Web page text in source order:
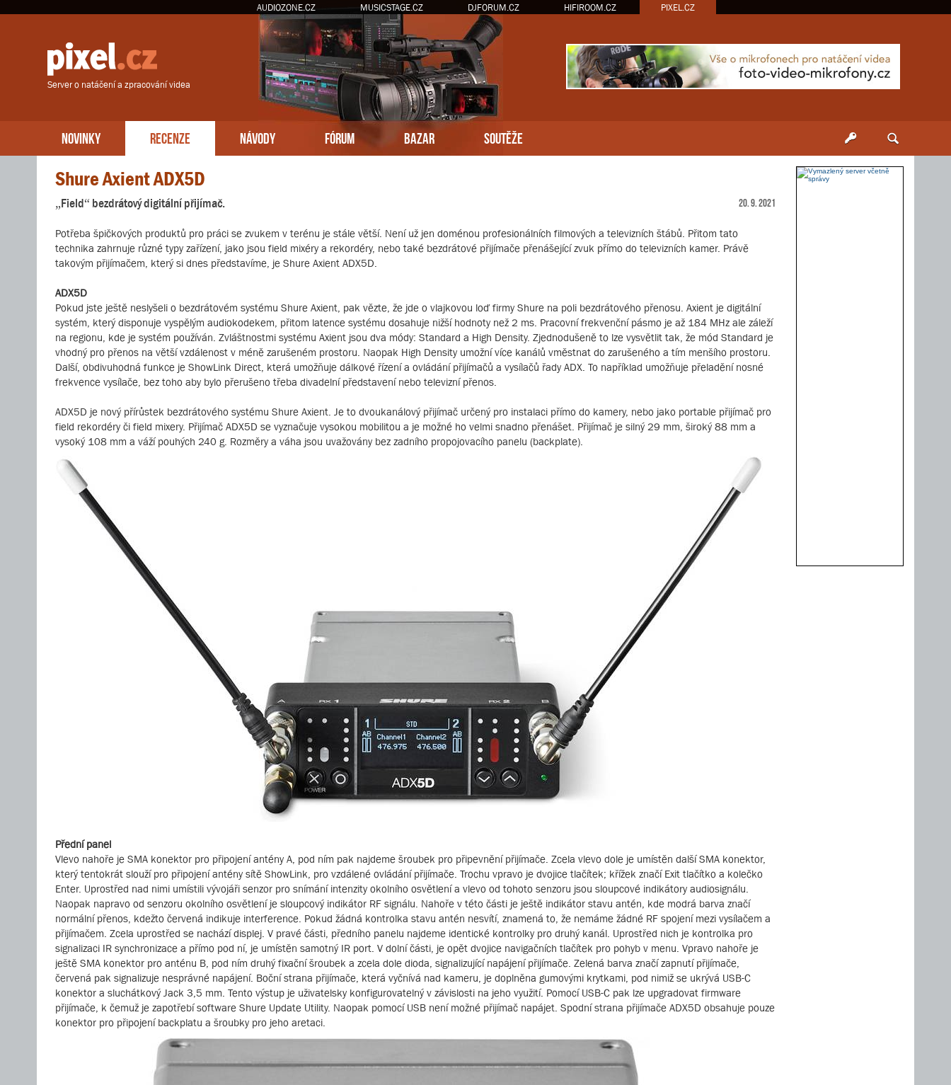
AUDIOZONE.CZ MUSICSTAGE.CZ DJFORUM.CZ HIFIROOM.CZ PIXEL.CZ
Server o natáčení a zpracování videa
NOVINKY RECENZE NÁVODY FÓRUM BAZAR SOUTĚŽE
Shure Axient ADX5D
„Field“ bezdrátový digitální přijímač. 20. 9. 2021
Potřeba špičkových produktů pro práci se zvukem v terénu je stále větší. Není už jen doménou profesionálních filmových a televizních štábů. Přitom tato
technika zahrnuje různé typy zařízení, jako jsou field mixéry a rekordéry, nebo také bezdrátové přijímače přenášející zvuk přímo do televizních kamer. Právě
takovým přijímačem, který si dnes představíme, je Shure Axient ADX5D.
ADX5D
Pokud jste ještě neslyšeli o bezdrátovém systému Shure Axient, pak vězte, že jde o vlajkovou loď firmy Shure na poli bezdrátového přenosu. Axient je digitální
systém, který disponuje vyspělým audiokodekem, přitom latence systému dosahuje nižší hodnoty než 2 ms. Pracovní frekvenční pásmo je až 184 MHz ale záleží
na regionu, kde je systém používán. Zvláštnostmi systému Axient jsou dva módy: Standard a High Density. Zjednodušeně to lze vysvětlit tak, že mód Standard je
vhodný pro přenos na větší vzdálenost v méně zarušeném prostoru. Naopak High Density umožní více kanálů vměstnat do zarušeného a tím menšího prostoru.
Další, obdivuhodná funkce je ShowLink Direct, která umožňuje dálkové řízení a ovládání přijímačů a vysílačů řady ADX. To například umožňuje přeladění nosné
frekvence vysílače, bez toho aby bylo přerušeno třeba divadelní představení nebo televizní přenos.
ADX5D je nový přírůstek bezdrátového systému Shure Axient. Je to dvoukanálový přijímač určený pro instalaci přímo do kamery, nebo jako portable přijímač pro
field rekordéry či field mixery. Přijímač ADX5D se vyznačuje vysokou mobilitou a je možné ho velmi snadno přenášet. Přijímač je silný 29 mm, široký 88 mm a
vysoký 108 mm a váží pouhých 240 g. Rozměry a váha jsou uvažovány bez zadního propojovacího panelu (backplate).
Přední panel
Vlevo nahoře je SMA konektor pro připojení antény A, pod ním pak najdeme šroubek pro připevnění přijímače. Zcela vlevo dole je umístěn další SMA konektor,
který tentokrát slouží pro připojení antény sítě ShowLink, pro vzdálené ovládání přijímače. Trochu vpravo je dvojice tlačítek; křížek značí Exit tlačítko a kolečko
Enter. Uprostřed nad nimi umístili vývojáři senzor pro snímání intenzity okolního osvětlení a vlevo od tohoto senzoru jsou sloupcové indikátory audiosignálu.
Naopak napravo od senzoru okolního osvětlení je sloupcový indikátor RF signálu. Nahoře v této části je ještě indikátor stavu antén, kde modrá barva značí
normální přenos, kdežto červená indikuje interference. Pokud žádná kontrolka stavu antén nesvítí, znamená to, že nemáme žádné RF spojení mezi vysílačem a
přijímačem. Zcela uprostřed se nachází displej. V pravé části, předního panelu najdeme identické kontrolky pro druhý kanál. Uprostřed nich je kontrolka pro
signalizaci IR synchronizace a přímo pod ní, je umístěn samotný IR port. V dolní části, je opět dvojice navigačních tlačítek pro pohyb v menu. Vpravo nahoře je
ještě SMA konektor pro anténu B, pod ním druhý fixační šroubek a zcela dole dioda, signalizující napájení přijímače. Zelená barva značí zapnutí přijímače,
červená pak signalizuje nesprávné napájení. Boční strana přijímače, která vyčnívá nad kameru, je doplněna gumovými krytkami, pod nimiž se ukrývá USB-C
konektor a sluchátkový Jack 3,5 mm. Tento výstup je uživatelsky konfigurovatelný v závislosti na jeho využití. Pomocí USB-C pak lze upgradovat firmware
přijímače, k čemuž je zapotřebí software Shure Update Utility. Naopak pomocí USB není možné přijímač napájet. Spodní strana přijímače ADX5D obsahuje pouze
konektor pro připojení backplatu a šroubky pro jeho aretaci.